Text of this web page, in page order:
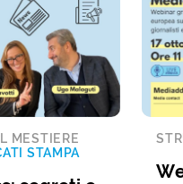
MESTIERE
STAMPA